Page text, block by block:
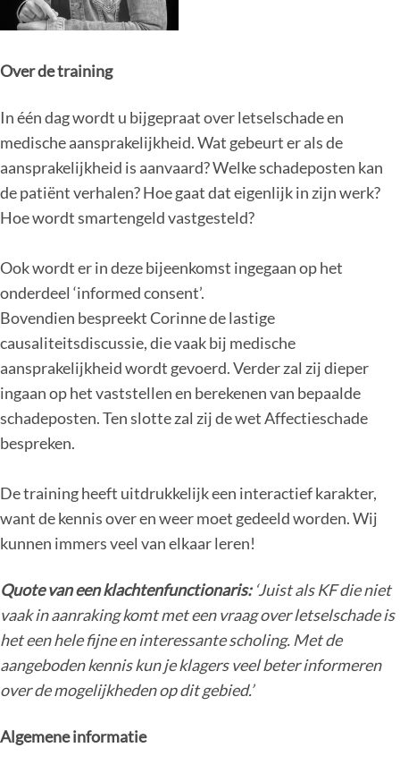
Over de training
In één dag wordt u bijgepraat over letselschade en
medische aansprakelijkheid. Wat gebeurt er als de
aansprakelijkheid is aanvaard? Welke schadeposten kan
de patiënt verhalen? Hoe gaat dat eigenlijk in zijn werk?
Hoe wordt smartengeld vastgesteld?
Ook wordt er in deze bijeenkomst ingegaan op het
onderdeel ‘informed consent’.
Bovendien bespreekt Corinne de lastige
causaliteitsdiscussie, die vaak bij medische
aansprakelijkheid wordt gevoerd. Verder zal zij dieper
ingaan op het vaststellen en berekenen van bepaalde
schadeposten. Ten slotte zal zij de wet Affectieschade
bespreken.
De training heeft uitdrukkelijk een interactief karakter,
want de kennis over en weer moet gedeeld worden. Wij
kunnen immers veel van elkaar leren!
Quote van een klachtenfunctionaris:‘Juist als KF die niet
vaak in aanraking komt met een vraag over letselschade is
het een hele fijne en interessante scholing. Met de
aangeboden kennis kun je klagers veel beter informeren
over de mogelijkheden op dit gebied.’
Algemene informatie